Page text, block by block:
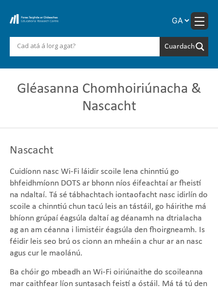
Gléasanna Chomhoiriúnacha &
Nascacht
Nascacht
Cuidíonn nasc Wi-Fi láidir scoile lena chinntiú go
bhfeidhmíonn DOTS ar bhonn níos éifeachtaí ar fheistí
na ndaltaí. Tá sé tábhachtach iontaofacht nasc idirlín do
scoile a chinntiú chun tacú leis an tástáil, go háirithe má
bhíonn grúpaí éagsúla daltaí ag déanamh na dtrialacha
ag an am céanna i limistéir éagsúla den fhoirgneamh. Is
féidir leis seo brú os cionn an mheáin a chur ar an nasc
agus cur le maolánú.
Ba chóir go mbeadh an Wi-Fi oiriúnaithe do scoileanna
mar caithfear líon suntasach feistí a óstáil. Má tá tú den